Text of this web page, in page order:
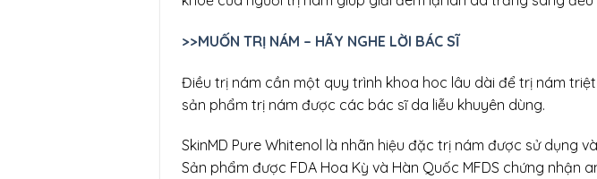
>>MUỐN TRỊ NÁM – HÃY NGHE LỜI BÁC SĨ
Điều trị nám cần một quy trình khoa hoc lâu dài để trị nám
sản phẩm trị nám được các bác sĩ da liễu khuyên dùng.
SkinMD Pure Whitenol là nhãn hiệu đặc trị nám được sử dụng
Sản phẩm được FDA Hoa Kỳ và Hàn Quốc MFDS chứng nhận